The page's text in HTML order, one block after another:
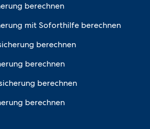
berechnen
mit Soforthilfe berechnen
berechnen
berechnen
berechnen
berechnen